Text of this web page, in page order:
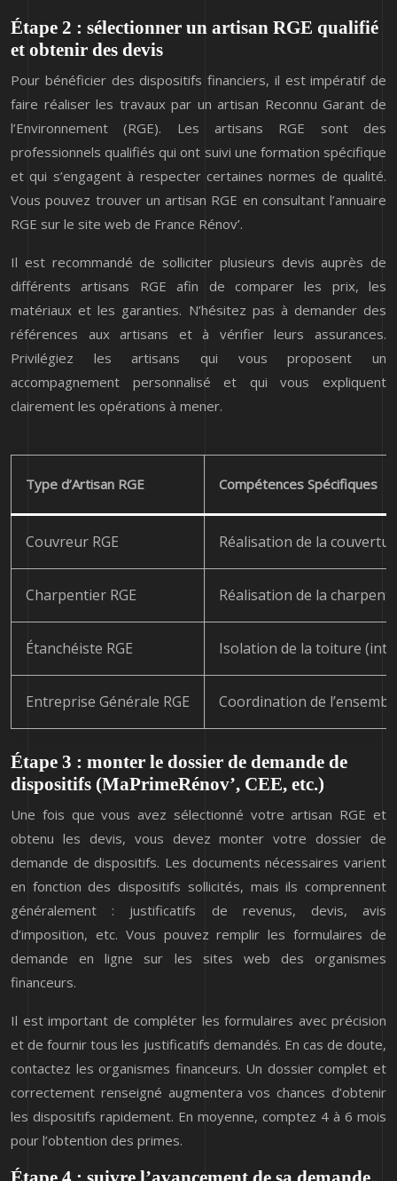
Étape 2 : sélectionner un artisan RGE qualifié
et obtenir des devis
Pour bénéficier des dispositifs financiers, il est impératif de
faire réaliser les travaux par un artisan Reconnu Garant de
l’Environnement (RGE). Les artisans RGE sont des
professionnels qualifiés qui ont suivi une formation spécifique
et qui s’engagent à respecter certaines normes de qualité.
Vous pouvez trouver un artisan RGE en consultant l’annuaire
RGE sur le site web de France Rénov’.
Il est recommandé de solliciter plusieurs devis auprès de
différents artisans RGE afin de comparer les prix, les
matériaux et les garanties. N’hésitez pas à demander des
références aux artisans et à vérifier leurs assurances.
Privilégiez les artisans qui vous proposent un
accompagnement personnalisé et qui vous expliquent
clairement les opérations à mener.
Type d’Artisan RGE Compétences Spécifiques
Couvreur RGE Réalisation de la
Charpentier RGE Réalisation de la
Étanchéiste RGE Isolation de la toiture
Entreprise Générale RGE Coordination de
Étape 3 : monter le dossier de demande de
dispositifs (MaPrimeRénov’, CEE, etc.)
Une fois que vous avez sélectionné votre artisan RGE et
obtenu les devis, vous devez monter votre dossier de
demande de dispositifs. Les documents nécessaires varient
en fonction des dispositifs sollicités, mais ils comprennent
généralement : justificatifs de revenus, devis, avis
d’imposition, etc. Vous pouvez remplir les formulaires de
demande en ligne sur les sites web des organismes
financeurs.
Il est important de compléter les formulaires avec précision
et de fournir tous les justificatifs demandés. En cas de doute,
contactez les organismes financeurs. Un dossier complet et
correctement renseigné augmentera vos chances d’obtenir
les dispositifs rapidement. En moyenne, comptez 4 à 6 mois
pour l’obtention des primes.